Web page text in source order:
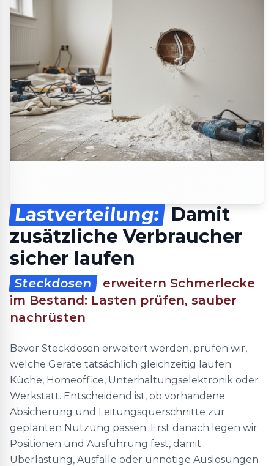
Lastverteilung: Damit
zusätzliche Verbraucher
sicher laufen
Steckdosen
erweitern Schmerlecke
im Bestand: Lasten prüfen, sauber
nachrüsten
Bevor Steckdosen erweitert werden, prüfen wir,
welche Geräte tatsächlich gleichzeitig laufen:
Küche, Homeoffice, Unterhaltungselektronik oder
Werkstatt. Entscheidend ist, ob vorhandene
Absicherung und Leitungsquerschnitte zur
geplanten Nutzung passen. Erst danach legen wir
Positionen und Ausführung fest, damit
Überlastung, Ausfälle oder unnötige Auslösungen